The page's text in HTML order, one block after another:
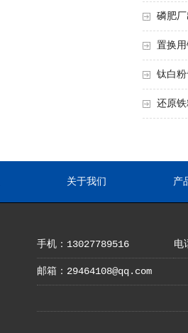
磷肥
置换
钛白
还原铁
关于我们 产
手机：13027789516 电
邮箱：29464108@qq.com